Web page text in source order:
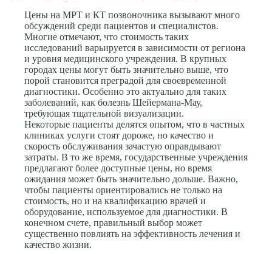
Цены на МРТ и КТ позвоночника вызывают много
обсуждений среди пациентов и специалистов.
Многие отмечают, что стоимость таких
исследований варьируется в зависимости от региона
и уровня медицинского учреждения. В крупных
городах цены могут быть значительно выше, что
порой становится преградой для своевременной
диагностики. Особенно это актуально для таких
заболеваний, как болезнь Шейермана-Мау,
требующая тщательной визуализации.
Некоторые пациенты делятся опытом, что в частных
клиниках услуги стоят дороже, но качество и
скорость обслуживания зачастую оправдывают
затраты. В то же время, государственные учреждения
предлагают более доступные цены, но время
ожидания может быть значительно дольше. Важно,
чтобы пациенты ориентировались не только на
стоимость, но и на квалификацию врачей и
оборудование, используемое для диагностики. В
конечном счете, правильный выбор может
существенно повлиять на эффективность лечения и
качество жизни.